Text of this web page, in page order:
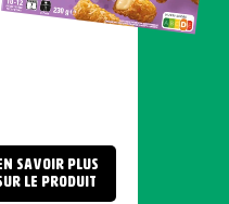
SAVOIR PLUS
LE PRODUIT